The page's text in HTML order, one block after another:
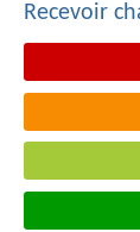
Recevoir